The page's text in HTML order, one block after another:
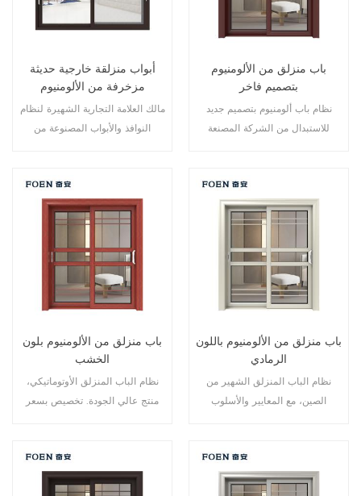
أبواب منزلقة خارجية حديثة
مزخرفة من الألومنيوم
مالك العلامة التجارية الشهيرة لنظام
النوافذ والأبواب المصنوعة من
باب منزلق من الألومنيوم
بتصميم فاخر
نظام باب ألومنيوم بتصميم جديد
للاستبدال من الشركة المصنعة
باب منزلق من الألومنيوم بلون
الخشب
نظام الباب المنزلق الأوتوماتيكي،
منتج عالي الجودة. تخصيص بسعر
باب منزلق من الألومنيوم باللون
الرمادي
نظام الباب المنزلق الشهير من
الصين، مع المعايير والأسلوب